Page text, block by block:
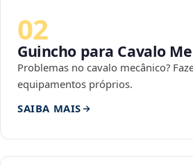
02
Guincho para Cavalo
Problemas no cavalo mecânico?
equipamentos próprios.
SAIBA MAIS